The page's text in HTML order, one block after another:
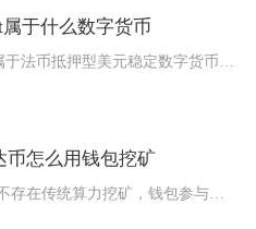
属于什么数字货币
币怎么用钱包挖矿
艾达币不存在传统算力挖矿，钱包参与挖矿实际是通过官方非托管钱包质押委托ADA到质押池获取区